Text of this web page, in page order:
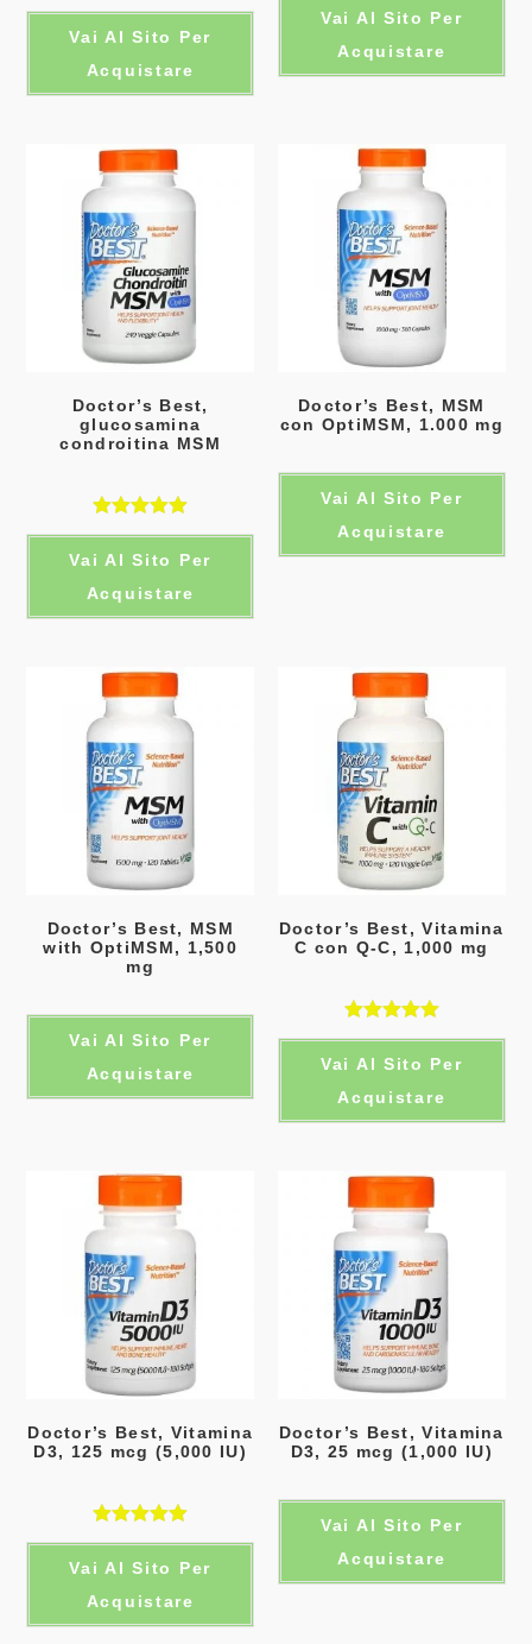
Vai Al Sito Per
Acquistare
Vai Al Sito Per
Acquistare
Doctor’s Best,
glucosamina
condroitina MSM
Valutato
5.00su 5
Vai Al Sito Per
Acquistare
Doctor’s Best, MSM
con OptiMSM, 1.000 mg
Vai Al Sito Per
Acquistare
Doctor’s Best, MSM
with OptiMSM, 1,500
mg
Vai Al Sito Per
Acquistare
Doctor’s Best, Vitamina
C con Q-C, 1,000 mg
Valutato
5.00su 5
Vai Al Sito Per
Acquistare
Doctor’s Best, Vitamina
D3, 125 mcg (5,000 IU)
Valutato
5.00su 5
Vai Al Sito Per
Acquistare
Doctor’s Best, Vitamina
D3, 25 mcg (1,000 IU)
Vai Al Sito Per
Acquistare